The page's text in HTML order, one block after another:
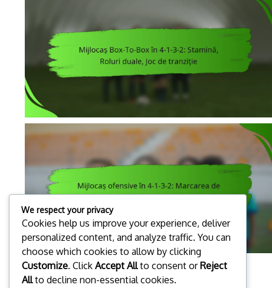
1 2 3 4 5
We respect your privacy
Cookies help us improve your experience, deliver
personalized content, and analyze traffic. You can
choose which cookies to allow by clicking
Customize. Click Accept Allto consent orReject
Allto decline non-essential cookies.